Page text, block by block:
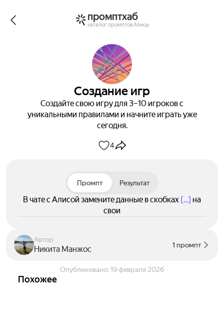
промптхаб
каталог промптов Алисы
Создание игр
Создайте свою игру для 3–10 игроков с
уникальными правилами и начните играть уже
сегодня.
4
Промпт Результат
В чате с Алисой замените данные в скобках [...] на
свои
Автор
Никита Манжос 1 промпт
Опубликовано: 19 февраля 2026
Похожее